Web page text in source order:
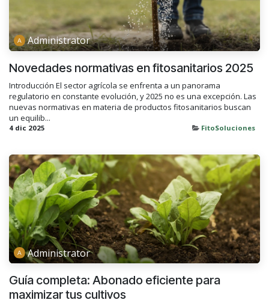
Administrator
Novedades normativas en fitosanitarios 2025
Introducción El sector agrícola se enfrenta a un panorama
regulatorio en constante evolución, y 2025 no es una excepción. Las
nuevas normativas en materia de productos fitosanitarios buscan
un equilib...
4 dic 2025 FitoSoluciones
Administrator
Guía completa: Abonado eficiente para
maximizar tus cultivos